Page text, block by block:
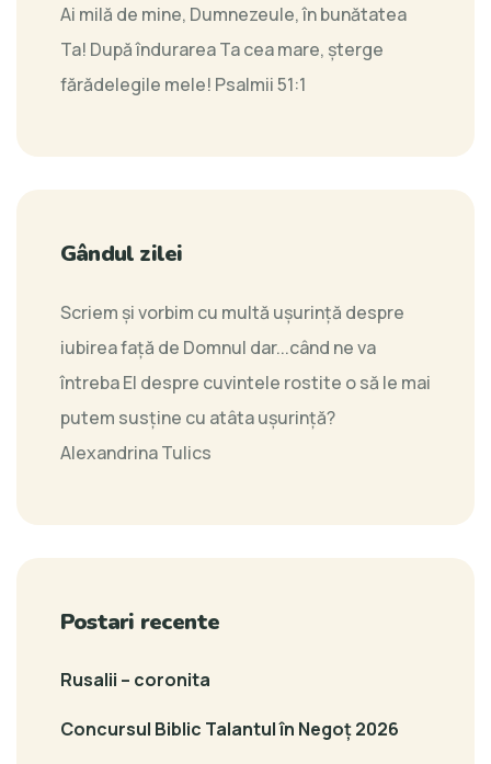
Ai milă de mine, Dumnezeule, în bunătatea
Ta! După îndurarea Ta cea mare, şterge
fărădelegile mele! Psalmii 51:1
Gândul zilei
Scriem și vorbim cu multă ușurință despre
iubirea față de Domnul dar...când ne va
întreba El despre cuvintele rostite o să le mai
putem susţine cu atâta ușurință?
Alexandrina Tulics
Postari recente
Rusalii – coronita
Concursul Biblic Talantul în Negoț 2026